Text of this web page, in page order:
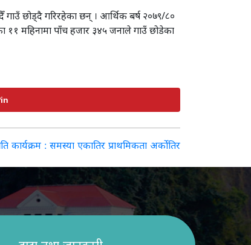
गाउँ छोड्दै गरिरहेका छन् । आर्थिक बर्ष २०७९/८०
११ महिनामा पाँच हजार ३४५ जनाले गाउँ छोडेका
कार्यक्रम : समस्या एकातिर प्राथमिकता अर्काेतिर